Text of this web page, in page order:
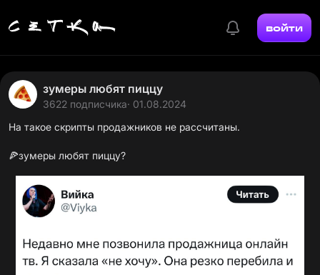
войти
зумеры любят пиццу
3622 подписчика· 01.08.2024
На такое скрипты продажников не рассчитаны.
🍕зумеры любят пиццу?